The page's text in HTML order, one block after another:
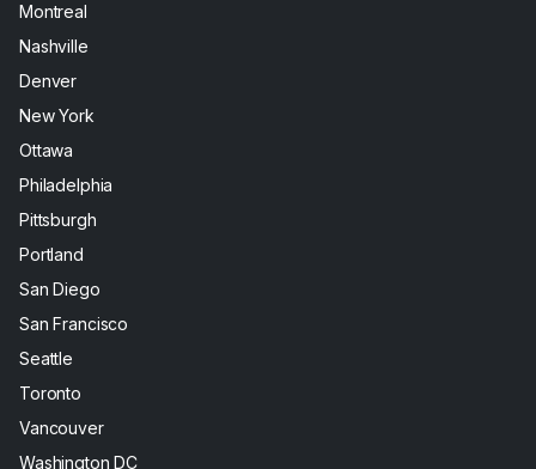
Montreal
Nashville
Denver
New York
Ottawa
Philadelphia
Pittsburgh
Portland
San Diego
San Francisco
Seattle
Toronto
Vancouver
Washington DC